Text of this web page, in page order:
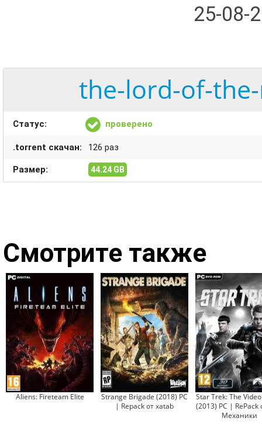
25-08-
the-lord-of-
Статус: проверено
.torrent скачан: 126 раз
Размер: 44.24 GB
Смотрите также
Aliens: Fireteam Elite
Strange Brigade (2018) PC
| Repack от xatab
Star Trek: The
(2013) PC | RePack
Механики